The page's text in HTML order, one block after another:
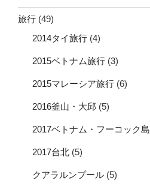
旅行 (49)
2014タイ旅行 (4)
2015ベトナム旅行 (3)
2015マレーシア旅行 (6)
2016釜山・大邱 (5)
2017ベトナム・フーコック島
2017台北 (5)
クアラルンプール (5)